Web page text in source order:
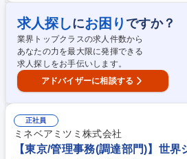
本】経費業務担当者◆地場優良企業/九州フ
求人探しにお困り ですか？
業界トップクラスの求人件数から
あなたの力を最大限に発揮できる
求人探しをお手伝いします。
アドバイザーに相談する
正社員
ミネベアミツミ株式会社
【東京/管理事務(調達部門)】世